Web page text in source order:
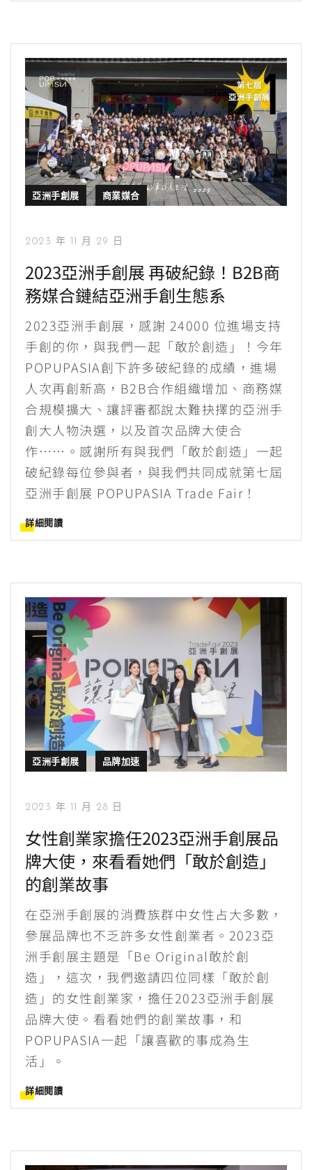
亞洲手創展 商業媒合
2023 年 11 月 29 日
2023亞洲手創展 再破紀錄！B2B商
務媒合鏈結亞洲手創生態系
2023亞洲手創展，感謝 24000 位進場支持
手創的你，與我們一起「敢於創造」！今年
POPUPASIA創下許多破紀錄的成績，進場
人次再創新高，B2B合作組織增加、商務媒
合規模擴大、讓評審都說太難抉擇的亞洲手
創大人物決選，以及首次品牌大使合
作……。感謝所有與我們「敢於創造」一起
破紀錄每位參與者，與我們共同成就第七屆
亞洲手創展 POPUPASIA Trade Fair！
詳細閱讀
亞洲手創展 品牌加速
2023 年 11 月 28 日
女性創業家擔任2023亞洲手創展品
牌大使，來看看她們「敢於創造」
的創業故事
在亞洲手創展的消費族群中女性占大多數，
參展品牌也不乏許多女性創業者。2023亞
洲手創展主題是「Be Original敢於創
造」，這次，我們邀請四位同樣「敢於創
造」的女性創業家，擔任2023亞洲手創展
品牌大使。看看她們的創業故事，和
POPUPASIA一起「讓喜歡的事成為生
活」。
詳細閱讀